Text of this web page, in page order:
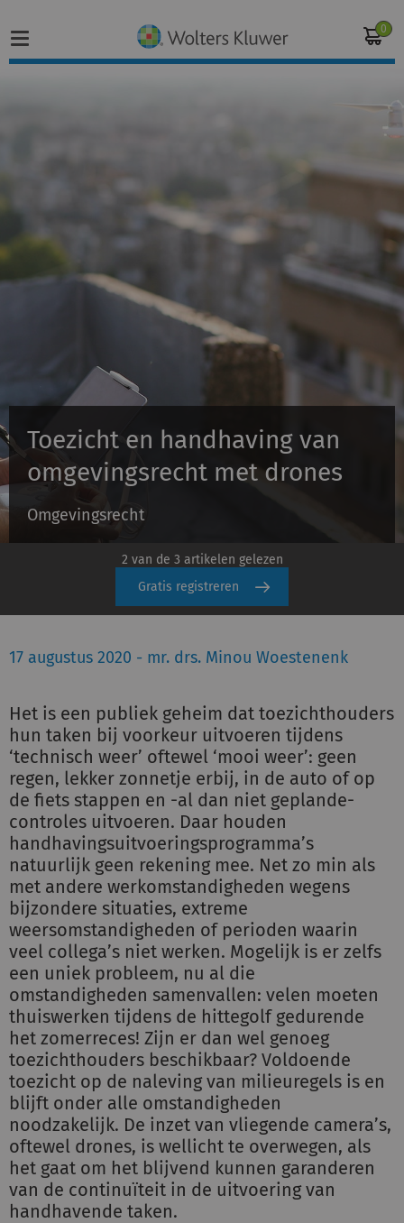
0
Producten
Inloggen op de kennisbank
Inloggen
Toezicht en handhaving van
omgevingsrecht met drones
Omgevingsrecht
2 van de 3 artikelen gelezen
Gratis registreren
17 augustus 2020 - mr. drs. Minou Woestenenk
Het is een publiek geheim dat toezichthouders
hun taken bij voorkeur uitvoeren tijdens
‘technisch weer’ oftewel ‘mooi weer’: geen
regen, lekker zonnetje erbij, in de auto of op
de fiets stappen en -al dan niet geplande-
controles uitvoeren. Daar houden
handhavingsuitvoeringsprogramma’s
natuurlijk geen rekening mee. Net zo min als
met andere werkomstandigheden wegens
bijzondere situaties, extreme
weersomstandigheden of perioden waarin
veel collega’s niet werken. Mogelijk is er zelfs
een uniek probleem, nu al die
omstandigheden samenvallen: velen moeten
thuiswerken tijdens de hittegolf gedurende
het zomerreces! Zijn er dan wel genoeg
toezichthouders beschikbaar? Voldoende
toezicht op de naleving van milieuregels is en
blijft onder alle omstandigheden
noodzakelijk. De inzet van vliegende camera’s,
oftewel drones, is wellicht te overwegen, als
het gaat om het blijvend kunnen garanderen
van de continuïteit in de uitvoering van
handhavende taken.